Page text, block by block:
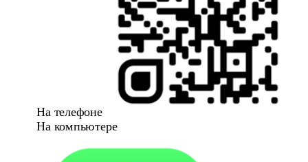
На телефоне
На компьютере